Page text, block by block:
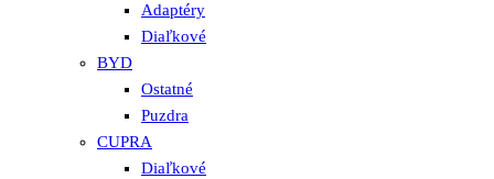
Adaptéry
Diaľkové
BYD
Ostatné
Puzdra
CUPRA
Diaľkové